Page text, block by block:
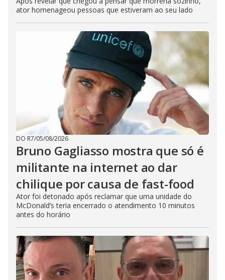
ator homenageou pessoas que estiveram ao seu lado
DO R7/05/08/2026
Bruno Gagliasso mostra que só é
militante na internet ao dar
chilique por causa de fast-food
Ator foi detonado após reclamar que uma unidade do
McDonald’s teria encerrado o atendimento 10 minutos
antes do horário